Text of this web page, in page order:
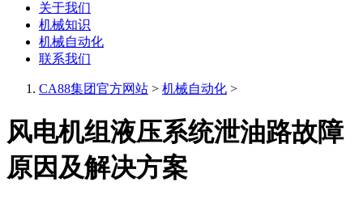
关于我们
机械知识
机械自动化
联系我们
CA88集团官方网站 > 机械自动化 >
风电机组液压系统泄油路故障
原因及解决方案